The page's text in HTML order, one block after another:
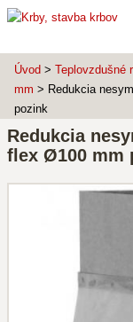
Úvod > Teplovzdušné
mm > Redukcia
pozink
Redukcia
flex Ø100 mm